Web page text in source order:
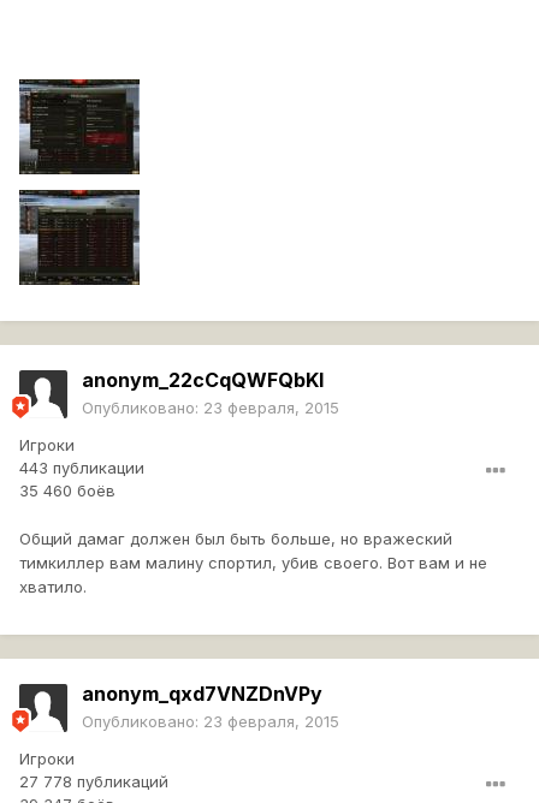
anonym_22cCqQWFQbKI
Опубликовано: 23 февраля, 2015
Игроки
443 публикации
35 460 боёв
Общий дамаг должен был быть больше, но вражеский
тимкиллер вам малину спортил, убив своего. Вот вам и не
хватило.
anonym_qxd7VNZDnVPy
Опубликовано: 23 февраля, 2015
Игроки
27 778 публикаций